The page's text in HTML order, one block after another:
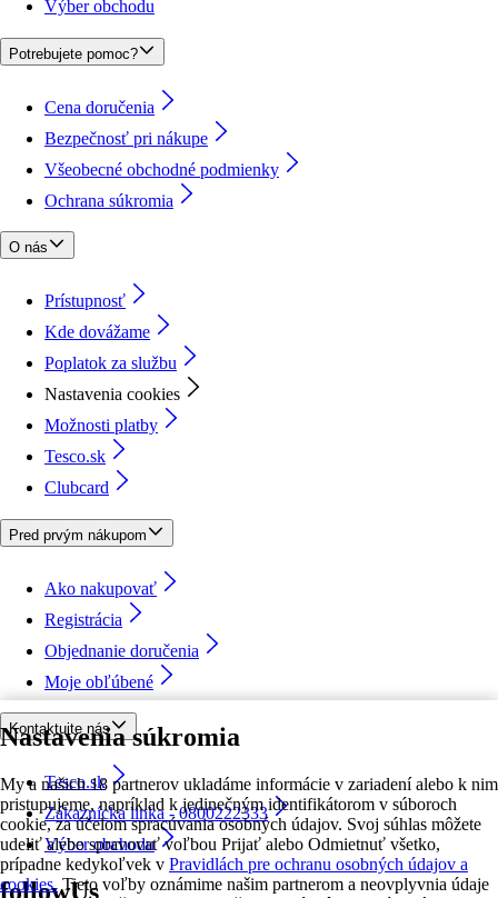
Nastavenia súkromia
My a našich 18 partnerov ukladáme informácie v zariadení alebo k nim
pristupujeme, napríklad k jedinečným identifikátorom v súboroch
cookie, za účelom spracúvania osobných údajov. Svoj súhlas môžete
udeliť alebo spravovať voľbou Prijať alebo Odmietnuť všetko,
prípadne kedykoľvek v Pravidlách pre ochranu osobných údajov a
cookies. Tieto voľby oznámime našim partnerom a neovplyvnia údaje
Výber obchodu
Potrebujete pomoc?
Cena doručenia
Bezpečnosť pri nákupe
Všeobecné obchodné podmienky
Ochrana súkromia
O nás
Prístupnosť
Kde dovážame
Poplatok za službu
Nastavenia cookies
Možnosti platby
Tesco.sk
Clubcard
Pred prvým nákupom
Ako nakupovať
Registrácia
Objednanie doručenia
Moje obľúbené
Kontaktujte nás
Tesco.sk
Zákaznícka linka - 0800222333
Výber obchodu
followUs